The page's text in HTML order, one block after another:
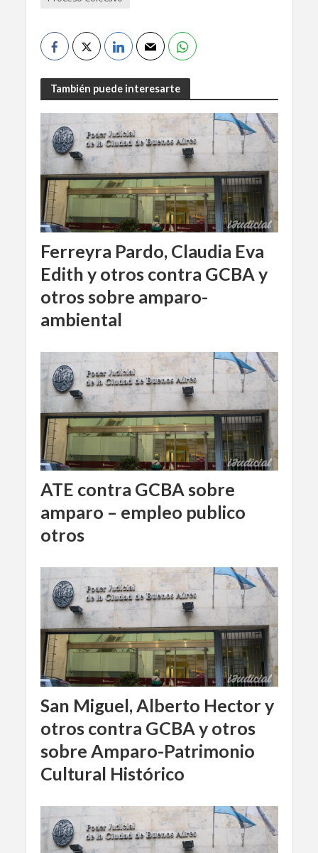
También puede interesarte
Ferreyra Pardo, Claudia Eva
Edith y otros contra GCBA y
otros sobre amparo-
ambiental
ATE contra GCBA sobre
amparo – empleo publico
otros
San Miguel, Alberto Hector y
otros contra GCBA y otros
sobre Amparo-Patrimonio
Cultural Histórico